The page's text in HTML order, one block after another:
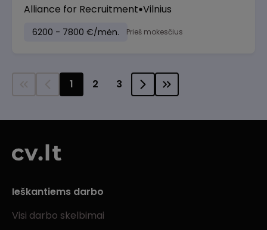
Alliance for Recruitment Vilnius
6200 - 7800 €/mėn. Prieš mokesčius
1 2 3
Ieškantiems darbo
Visi darbo skelbimai